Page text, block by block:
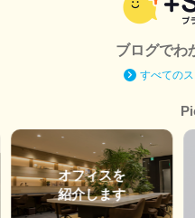
ブログでわ
すべての
オフィスを
紹介します